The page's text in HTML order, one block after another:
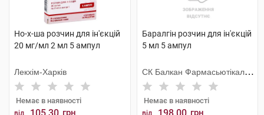
Но-х-ша розчин для ін'єкцій
20 мг/мл 2 мл 5 ампул
Лекхім-Харків
Немає в наявності
від грн
Баралгін розчин для ін'єкцій
5 мл 5 ампул
СК Балкан Фармасьютікалс
СРЛ
Немає в наявності
від грн